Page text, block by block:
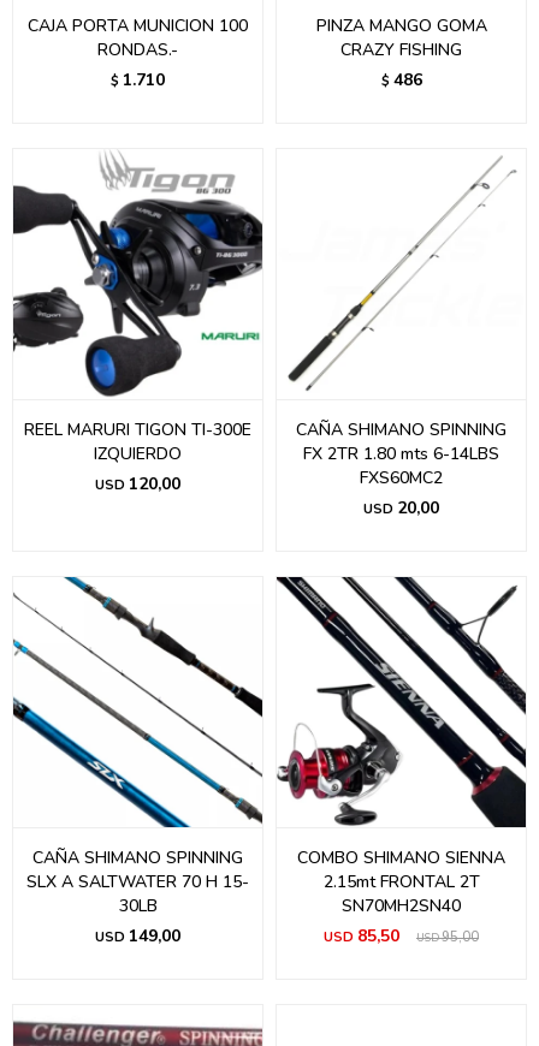
CAJA PORTA MUNICION 100
RONDAS.-
$ 1.710
PINZA MANGO GOMA
CRAZY FISHING
$ 486
REEL MARURI TIGON TI-300E
IZQUIERDO
USD 120,00
CAÑA SHIMANO SPINNING
FX 2TR 1.80 mts 6-14LBS
FXS60MC2
USD 20,00
CAÑA SHIMANO SPINNING
SLX A SALTWATER 70 H 15-
30LB
USD 149,00
COMBO SHIMANO SIENNA
2.15mt FRONTAL 2T
SN70MH2SN40
USD 85,50 USD95,00